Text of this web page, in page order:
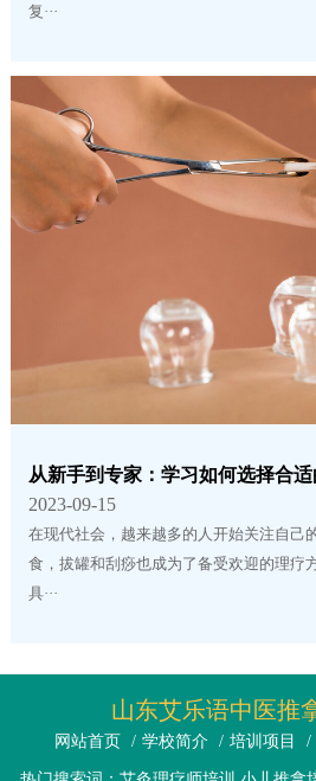
复···
从新手到专家：学习如何选择合适
2023-09-15
在现代社会，越来越多的人开始关注自己
食，拔罐和刮痧也成为了备受欢迎的理疗
具···
山东艾乐语中医推
网站首页 / 学校简介 / 培训项目 /